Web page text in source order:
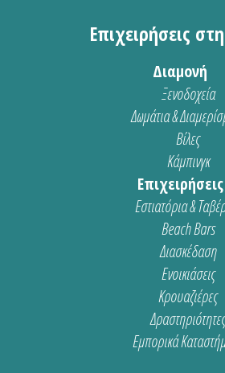
Επιχειρήσεις
Διαμονή
Ξενοδοχεία
Δωμάτια &
Βίλες
Κάμπινγκ
Επιχειρήσεις
Εστιατόρια &
Beach Bars
Διασκέδαση
Ενοικιάσεις
Κρουαζιέρες
Δραστηριότητες
Εμπορικά